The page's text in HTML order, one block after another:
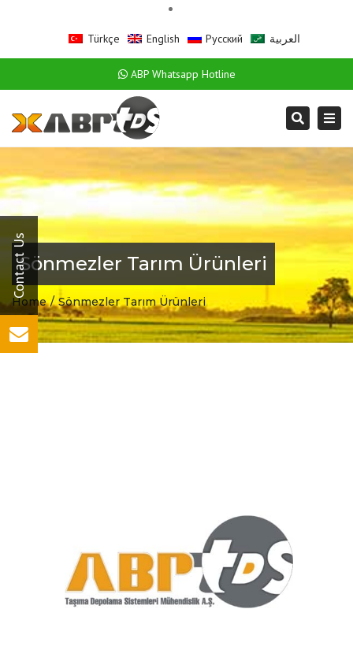
Türkçe English Русский العربية
ABP Whatsapp Hotline
Search
Sönmezler Tarım Ürünleri
Home Sönmezler Tarım Ürünleri